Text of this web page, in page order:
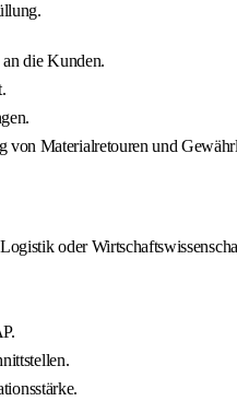
die Kunden.
Materialretouren und
oder